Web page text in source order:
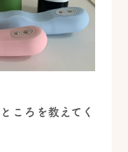
ろを教えてく